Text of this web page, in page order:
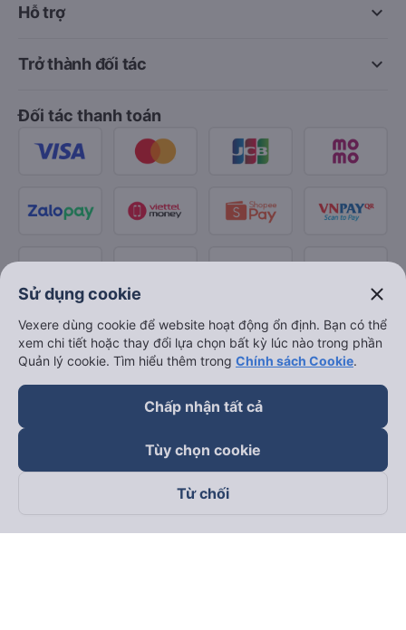
keyboard_arrow_down
Hỗ trợ
keyboard_arrow_down
Trở thành đối tác
Đối tác thanh toán
Theo dõi chúng tôi trên
Sử dụng cookie close
Vexere dùng cookie để website hoạt động ổn định. Bạn có thể
xem chi tiết hoặc thay đổi lựa chọn bất kỳ lúc nào trong phần
Quản lý cookie. Tìm hiểu thêm trong Chính sách Cookie.
Chấp nhận tất cả
Tùy chọn cookie
Từ chối